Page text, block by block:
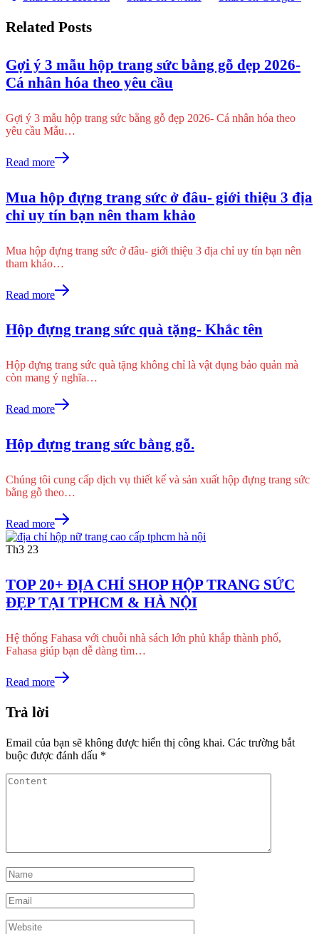
Related Posts
Gợi ý 3 mẫu hộp trang sức bằng gỗ đẹp 2026-
Cá nhân hóa theo yêu cầu
Gợi ý 3 mẫu hộp trang sức bằng gỗ đẹp 2026- Cá nhân hóa theo
yêu cầu Mẫu…
Read more
Mua hộp đựng trang sức ở đâu- giới thiệu 3 địa
chỉ uy tín bạn nên tham khảo
Mua hộp đựng trang sức ở đâu- giới thiệu 3 địa chỉ uy tín bạn nên
tham khảo…
Read more
Hộp đựng trang sức quà tặng- Khắc tên
Hộp đựng trang sức quà tặng không chỉ là vật dụng bảo quản mà
còn mang ý nghĩa…
Read more
Hộp đựng trang sức bằng gỗ.
Chúng tôi cung cấp dịch vụ thiết kế và sản xuất hộp đựng trang sức
bằng gỗ theo…
Read more
Th3 23
TOP 20+ ĐỊA CHỈ SHOP HỘP TRANG SỨC
ĐẸP TẠI TPHCM & HÀ NỘI
Hệ thống Fahasa với chuỗi nhà sách lớn phủ khắp thành phố,
Fahasa giúp bạn dễ dàng tìm…
Read more
Trả lời
Email của bạn sẽ không được hiển thị công khai. Các trường bắt
buộc được đánh dấu *